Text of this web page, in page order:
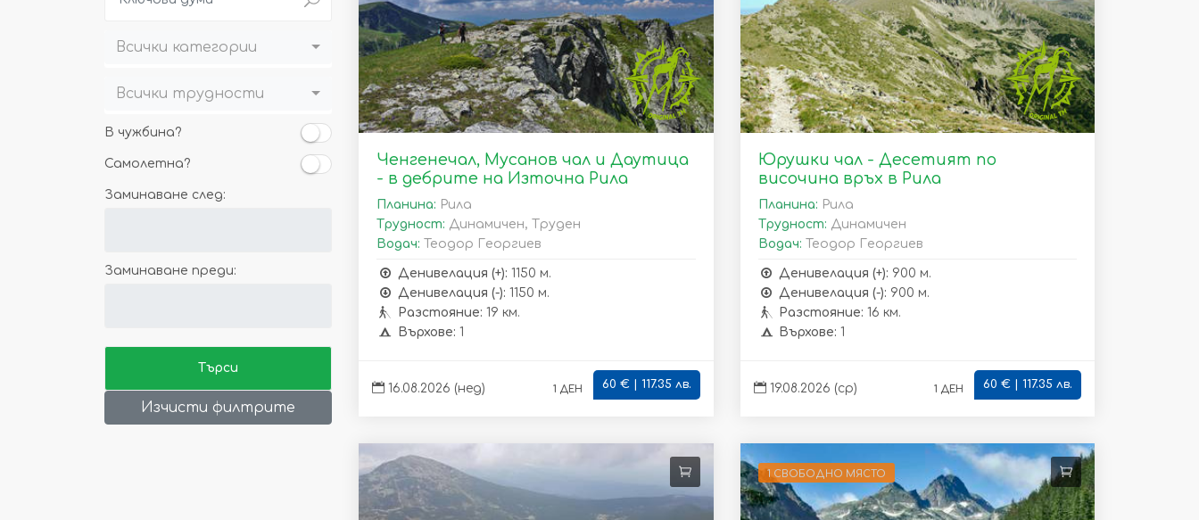
Всички категории
Всички трудности
В чужбина?
Самолетна?
Заминаване след:
Заминаване преди:
Изчисти филтрите
Ченгенечал, Мусанов чал и Даутица
- в дебрите на Източна Рила
Планина: Рила
Трудност: Динамичен, Труден
Водач: Теодор Георгиев
Денивелация (+): 1150 м.
Денивелация (-): 1150 м.
Разстояние: 19 км.
Върхове: 1
16.08.2026 (нед) 1 ден 60 € | 117.35 лв.
Юрушки чал - Десетият по
височина връх в Рила
Планина: Рила
Трудност: Динамичен
Водач: Теодор Георгиев
Денивелация (+): 900 м.
Денивелация (-): 900 м.
Разстояние: 16 км.
Върхове: 1
19.08.2026 (ср) 1 ден 60 € | 117.35 лв.
1 СВОБОДНО МЯСТО